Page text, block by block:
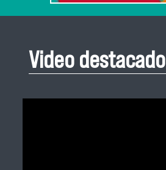
Video destacado